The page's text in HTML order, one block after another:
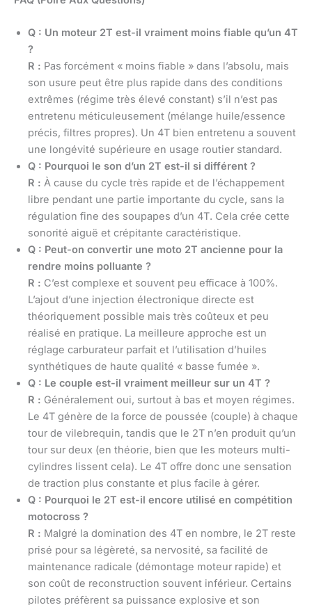
Q : Un moteur 2T est-il vraiment moins fiable qu’un 4T
?
R : Pas forcément « moins fiable » dans l’absolu, mais
son usure peut être plus rapide dans des conditions
extrêmes (régime très élevé constant) s’il n’est pas
entretenu méticuleusement (mélange huile/essence
précis, filtres propres). Un 4T bien entretenu a souvent
une longévité supérieure en usage routier standard.
Q : Pourquoi le son d’un 2T est-il si différent ?
R : À cause du cycle très rapide et de l’échappement
libre pendant une partie importante du cycle, sans la
régulation fine des soupapes d’un 4T. Cela crée cette
sonorité aiguë et crépitante caractéristique.
Q : Peut-on convertir une moto 2T ancienne pour la
rendre moins polluante ?
R : C’est complexe et souvent peu efficace à 100%.
L’ajout d’une injection électronique directe est
théoriquement possible mais très coûteux et peu
réalisé en pratique. La meilleure approche est un
réglage carburateur parfait et l’utilisation d’huiles
synthétiques de haute qualité « basse fumée ».
Q : Le couple est-il vraiment meilleur sur un 4T ?
R : Généralement oui, surtout à bas et moyen régimes.
Le 4T génère de la force de poussée (couple) à chaque
tour de vilebrequin, tandis que le 2T n’en produit qu’un
tour sur deux (en théorie, bien que les moteurs multi-
cylindres lissent cela). Le 4T offre donc une sensation
de traction plus constante et plus facile à gérer.
Q : Pourquoi le 2T est-il encore utilisé en compétition
motocross ?
R : Malgré la domination des 4T en nombre, le 2T reste
prisé pour sa légèreté, sa nervosité, sa facilité de
maintenance radicale (démontage moteur rapide) et
son coût de reconstruction souvent inférieur. Certains
pilotes préfèrent sa puissance explosive et son